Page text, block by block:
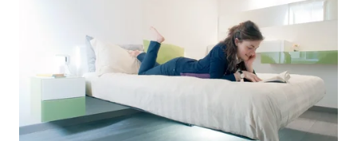
TANGERANG